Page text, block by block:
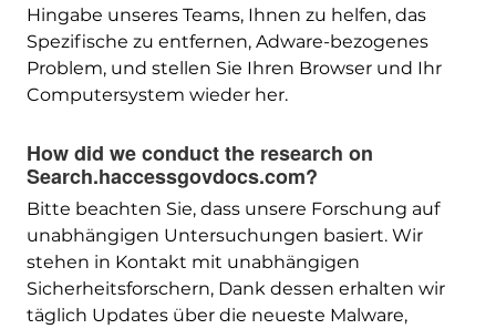
Hingabe unseres Teams, Ihnen zu helfen, das
Spezifische zu entfernen, Adware-bezogenes
Problem, und stellen Sie Ihren Browser und Ihr
Computersystem wieder her.
How did we conduct the research on
Search.haccessgovdocs.com?
Bitte beachten Sie, dass unsere Forschung auf
unabhängigen Untersuchungen basiert. Wir
stehen in Kontakt mit unabhängigen
Sicherheitsforschern, Dank dessen erhalten wir
täglich Updates über die neueste Malware,